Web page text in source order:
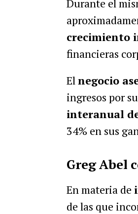
Durante el
crecimiento
financieras
Elnegocio
ingresos por
interanual
34% en sus
Greg Abel
En materia de
de las que